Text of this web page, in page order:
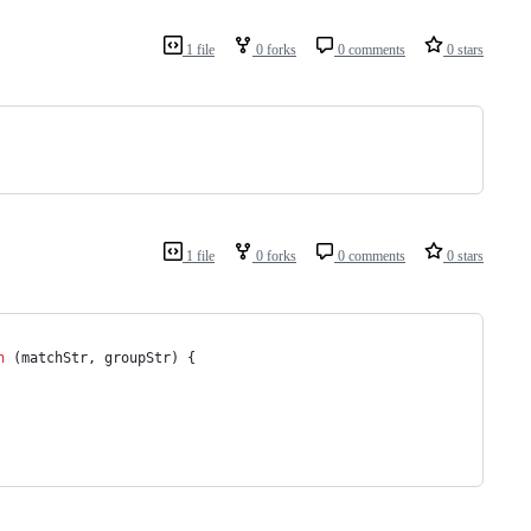
1 file 0 forks 0 comments 0 stars
1 file 0 forks 0 comments 0 stars
(matchStr, groupStr)
{